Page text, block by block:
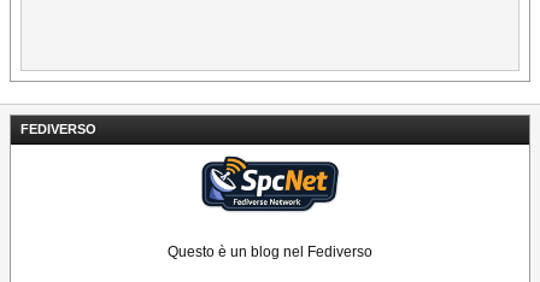
FEDIVERSO
Questo è un blog nel Fediverso